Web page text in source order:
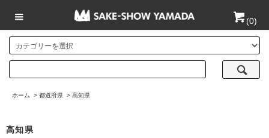
(0)
ホーム > 都道府県 > 高知県
高知県